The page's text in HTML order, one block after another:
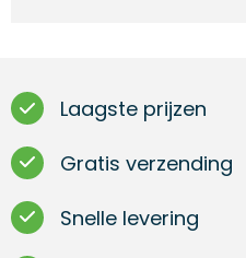
Laagste prijzen
Gratis verzending
Snelle levering